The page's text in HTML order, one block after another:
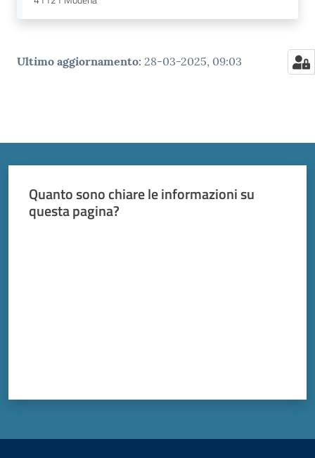
Ultimo aggiornamento: 28-03-2025, 09:03
Quanto sono chiare le informazioni su
questa pagina?